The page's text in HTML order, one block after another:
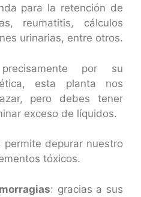
para la retención de
reumatitis, cálculos
urinarias, entre otros.
precisamente por su
esta planta nos
pero debes tener
exceso de líquidos.
permite depurar nuestro
tóxicos.
: gracias a sus